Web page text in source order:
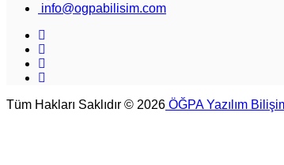
info@ogpabilisim.com
Tüm Hakları Saklıdır © 2026 ÖĞPA Yazılım